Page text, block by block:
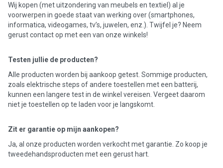
Wij kopen (met uitzondering van meubels en textiel) al je
voorwerpen in goede staat van werking over (smartphones,
informatica, videogames, tv’s, juwelen, enz.). Twijfel je? Neem
gerust contact op met een van onze winkels!
Testen jullie de producten?
Alle producten worden bij aankoop getest. Sommige producten,
zoals elektrische steps of andere toestellen met een batterij,
kunnen een langere test in de winkel vereisen. Vergeet daarom
niet je toestellen op te laden voor je langskomt.
Zit er garantie op mijn aankopen?
Ja, al onze producten worden verkocht met garantie. Zo koop je
tweedehandsproducten met een gerust hart.